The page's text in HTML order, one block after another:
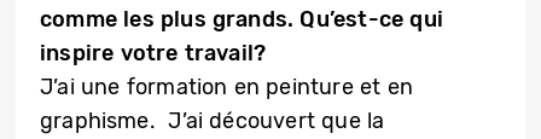
comme les plus grands. Qu’est-ce qui
inspire votre travail?
J’ai une formation en peinture et en
graphisme. J’ai découvert que la